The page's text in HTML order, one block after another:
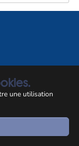
une utilisation